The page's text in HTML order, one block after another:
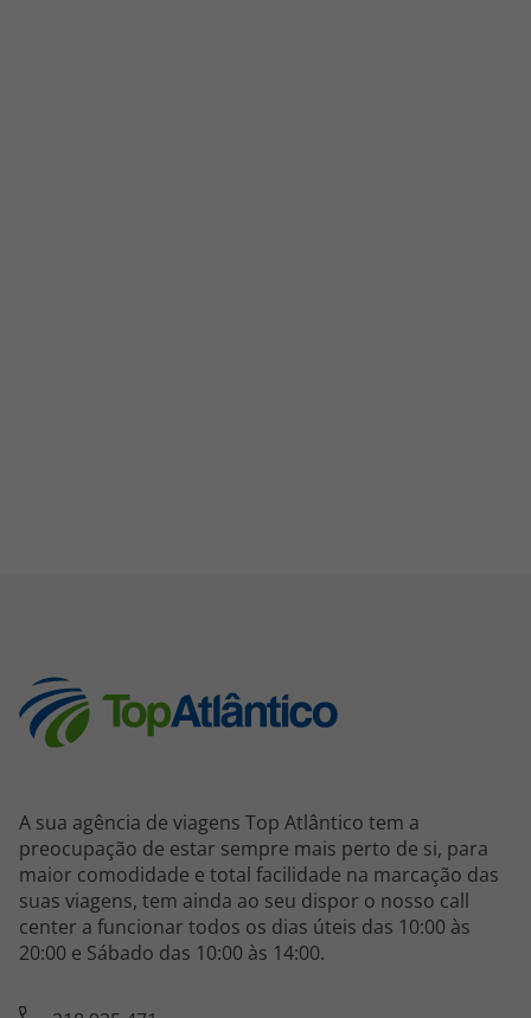
A sua agência de viagens Top Atlântico tem a
preocupação de estar sempre mais perto de si, para
maior comodidade e total facilidade na marcação das
suas viagens, tem ainda ao seu dispor o nosso call
center a funcionar todos os dias úteis das 10:00 às
20:00 e Sábado das 10:00 às 14:00.